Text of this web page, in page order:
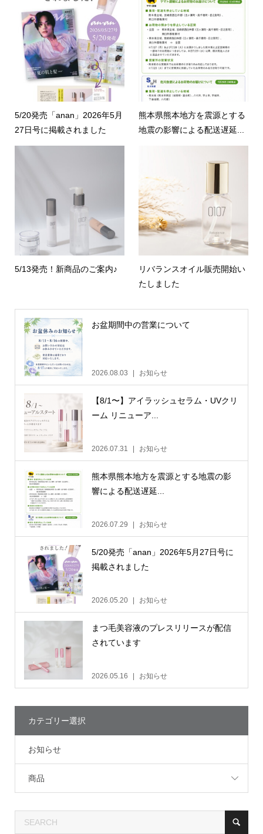
5/20発売「anan」2026年5月
27日号に掲載されました
熊本県熊本地方を震源とする
地震の影響による配送遅延...
5/13発売！新商品のご案内♪
リバランスオイル販売開始い
たしました
お盆期間中の営業について
2026.08.03 お知らせ
【8/1〜】アイラッシュセラム・UVクリ
ーム リニューア...
2026.07.31 お知らせ
熊本県熊本地方を震源とする地震の影
響による配送遅延...
2026.07.29 お知らせ
5/20発売「anan」2026年5月27日号に
掲載されました
2026.05.20 お知らせ
まつ毛美容液のプレスリリースが配信
されています
2026.05.16 お知らせ
カテゴリー選択
お知らせ
商品